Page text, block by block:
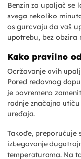
Benzin za upaljač se
svega nekoliko
osiguravaju da vaš
upotrebu, bez obzira
Kako pravilno
Održavanje ovih
Pored redovnog
je povremeno
radnje značajno
uređaja.
Takođe, preporučuje
izbegavanje
temperaturama. Na